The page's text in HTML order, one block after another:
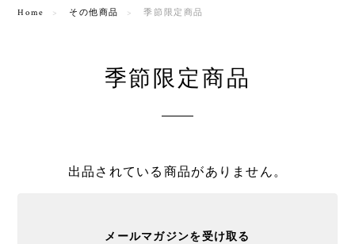
Home その他商品 季節限定商品
季節限定商品
出品されている商品がありません。
メールマガジンを受け取る